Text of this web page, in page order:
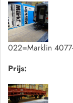
022=Marklin
Prijs: